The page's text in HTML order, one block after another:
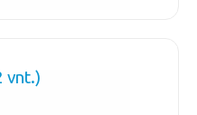
vnt.)